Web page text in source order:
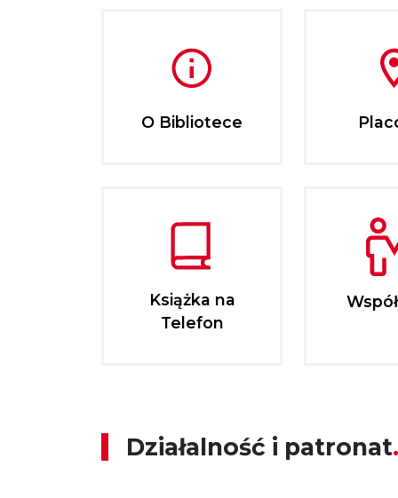
O Bibliotece
Książka na
Telefon
Działalność i patronat